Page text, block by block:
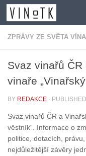
Skip to content
ZPRÁVY ZE SVĚTA VÍNA
Svaz vinařů
vinaře
BY REDAKCE · PUBLISHED
Svaz vinařů ČR a
věstník“. Informace o
politice, dotacích,
nejdůležitější závěry